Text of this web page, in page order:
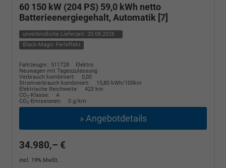
60 150 kW (204 PS) 59,0 kWh netto
Batterieenergiegehalt, Automatik [7]
unverbindliche Lieferzeit: 20.08.2026
Black-Magic Perleffekt
Fahrzeugnr.: 511728
Elektro
Neuwagen mit Tageszulassung
Verbrauch kombiniert:
0,00
Stromverbrauch kombiniert:
15,80 kWh/100km
Elektrische Reichweite:
423 km
CO2-Klasse:
A
CO2-Emissionen: 0 g/km
» Angebotdetails
34.980,– €
incl. 19% MwSt.